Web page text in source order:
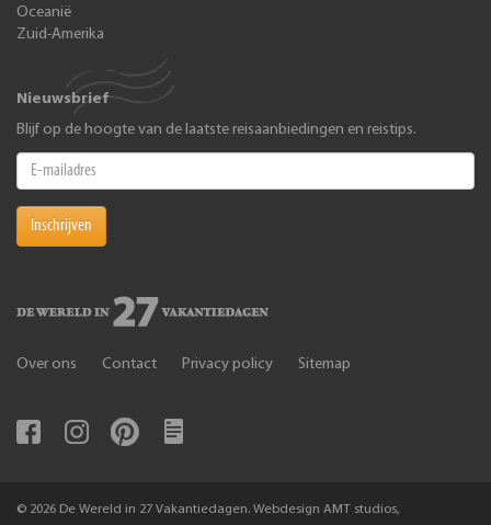
Oceanië
Zuid-Amerika
Nieuwsbrief
Blijf op de hoogte van de laatste reisaanbiedingen en reistips.
Inschrijven
Over ons Contact Privacy policy Sitemap
© 2026 De Wereld in 27 Vakantiedagen. Webdesign AMT studios,